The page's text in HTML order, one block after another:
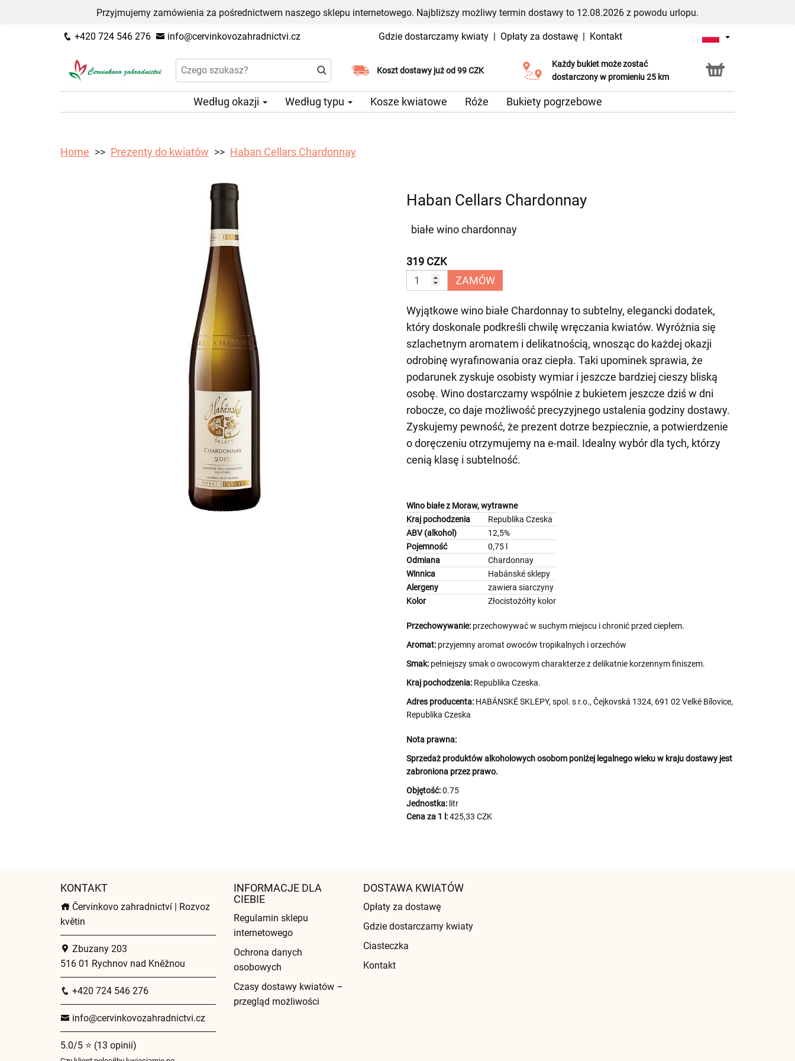
Przyjmujemy zamówienia za pośrednictwem naszego sklepu internetowego. Najbliższy możliwy termin dostawy to 12.08.2026 z powodu urlopu.
+420 724 546 276 info@cervinkovozahradnictvi.cz Gdzie dostarczamy kwiaty | Opłaty za dostawę | Kontakt
Koszt dostawy już od 99 CZK
Wybierz datę dostawy
Każdy bukiet może zostać
dostarczony w promieniu 25 km
Usługa Click & Collect
Według okazji Według typu Kosze kwiatowe Róże Bukiety pogrzebowe
Home Prezenty do kwiatów Haban Cellars Chardonnay
Haban Cellars Chardonnay
białe wino chardonnay
319 CZK
ZAMÓW
Wyjątkowe wino białe Chardonnay to subtelny, elegancki dodatek,
który doskonale podkreśli chwilę wręczania kwiatów. Wyróżnia się
szlachetnym aromatem i delikatnością, wnosząc do każdej okazji
odrobinę wyrafinowania oraz ciepła. Taki upominek sprawia, że
podarunek zyskuje osobisty wymiar i jeszcze bardziej cieszy bliską
osobę. Wino dostarczamy wspólnie z bukietem jeszcze dziś w dni
robocze, co daje możliwość precyzyjnego ustalenia godziny dostawy.
Zyskujemy pewność, że prezent dotrze bezpiecznie, a potwierdzenie
o doręczeniu otrzymujemy na e-mail. Idealny wybór dla tych, którzy
cenią klasę i subtelność.
Wino białe z Moraw, wytrawne
Kraj pochodzenia Republika Czeska
ABV (alkohol)
12,5%
Pojemność
0,75 l
Odmiana
Chardonnay
Winnica
Habánské sklepy
Alergeny
zawiera siarczyny
Kolor
Złocistożółty kolor
Przechowywanie: przechowywać w suchym miejscu i chronić przed ciepłem.
Aromat: przyjemny aromat owoców tropikalnych i orzechów
Smak: pełniejszy smak o owocowym charakterze z delikatnie korzennym finiszem.
Kraj pochodzenia: Republika Czeska.
Adres producenta: HABÁNSKÉ SKLEPY, spol. s r.o., Čejkovská 1324, 691 02 Velké Bílovice,
Republika Czeska
Nota prawna:
Sprzedaż produktów alkoholowych osobom poniżej legalnego wieku w kraju dostawy jest
zabroniona przez prawo.
Objętość:0.75
Jednostka: litr
Cena za 1 l:425,33 CZK
KONTAKT
Červinkovo zahradnictví | Rozvoz
květin
Zbuzany 203
516 01 Rychnov nad Kněžnou
+420 724 546 276
info@cervinkovozahradnictvi.cz
5.0/5 ⭐ (13 opinii)
INFORMACJE DLA
CIEBIE
Regulamin sklepu
internetowego
Ochrona danych
osobowych
Czasy dostawy kwiatów –
przegląd możliwości
DOSTAWA KWIATÓW
Opłaty za dostawę
Gdzie dostarczamy kwiaty
Ciasteczka
Kontakt